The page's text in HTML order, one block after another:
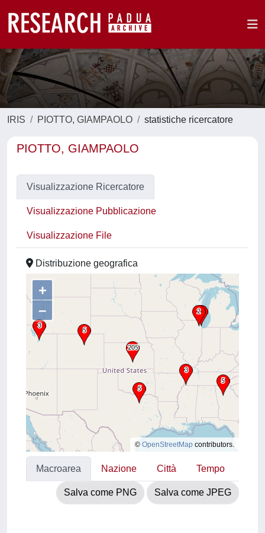
IRIS PIOTTO, GIAMPAOLO statistiche ricercatore
PIOTTO, GIAMPAOLO
Visualizzazione Ricercatore
Visualizzazione Pubblicazione
Visualizzazione File
Distribuzione geografica
+
–
© OpenStreetMap contributors.
Macroarea Nazione Città Tempo
Salva come PNG Salva come JPEG